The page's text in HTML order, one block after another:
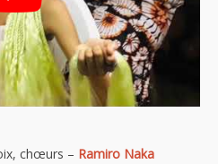
chœurs – Ramiro Naka